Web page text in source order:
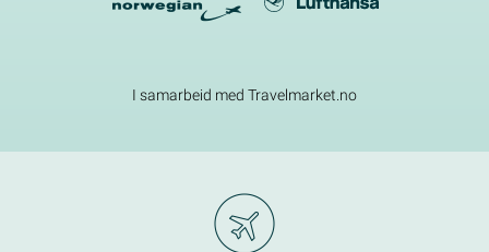
I samarbeid med Travelmarket.no